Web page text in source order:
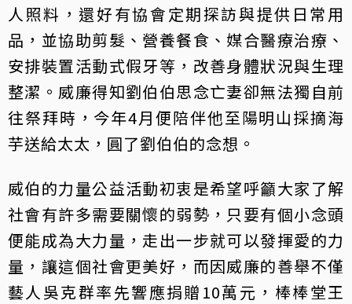
人照料，還好有協會定期探訪與提供日常用
品，並協助剪髮、營養餐食、媒合醫療治療、
安排裝置活動式假牙等，改善身體狀況與生理
整潔。威廉得知劉伯伯思念亡妻卻無法獨自前
往祭拜時，今年4月便陪伴他至陽明山採摘海
芋送給太太，圓了劉伯伯的念想。
威伯的力量公益活動初衷是希望呼籲大家了解
社會有許多需要關懷的弱勢，只要有個小念頭
便能成為大力量，走出一步就可以發揮愛的力
量，讓這個社會更美好，而因威廉的善舉不僅
藝人吳克群率先響應捐贈10萬元，棒棒堂王